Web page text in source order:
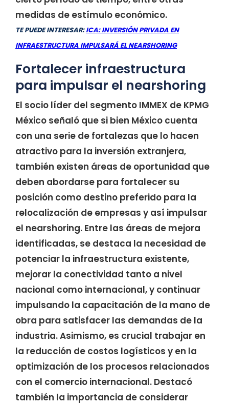
medidas de estímulo económico.
TE PUEDE INTERESAR: ICA: INVERSIÓN PRIVADA EN
INFRAESTRUCTURA IMPULSARÁ EL NEARSHORING
Fortalecer infraestructura
para impulsar el nearshoring
El socio líder del segmento IMMEX de KPMG
México señaló que si bien México cuenta
con una serie de fortalezas que lo hacen
atractivo para la inversión extranjera,
también existen áreas de oportunidad que
deben abordarse para fortalecer su
posición como destino preferido para la
relocalización de empresas y así impulsar
el nearshoring. Entre las áreas de mejora
identificadas, se destaca la necesidad de
potenciar la infraestructura existente,
mejorar la conectividad tanto a nivel
nacional como internacional, y continuar
impulsando la capacitación de la mano de
obra para satisfacer las demandas de la
industria. Asimismo, es crucial trabajar en
la reducción de costos logísticos y en la
optimización de los procesos relacionados
con el comercio internacional. Destacó
también la importancia de considerar